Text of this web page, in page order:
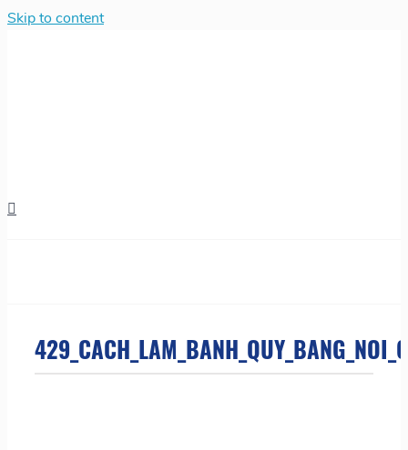
Skip to content